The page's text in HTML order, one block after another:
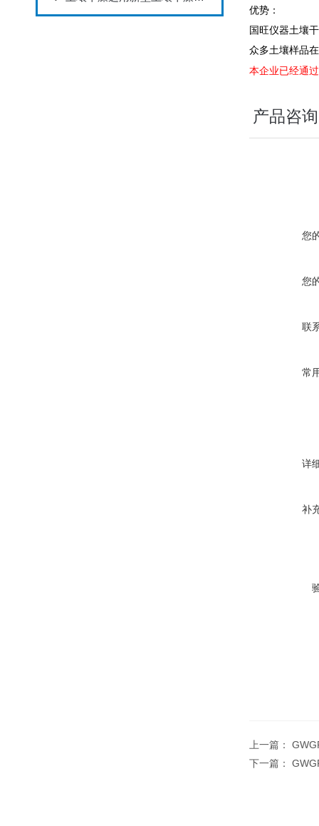
优势：
国旺仪器土壤
众多土壤样品
本企业已经通
产品咨询
您
您
联
常
详
补
上一篇：
下一篇：